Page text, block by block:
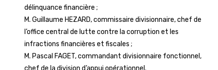
délinquance financière ;
M. Guillaume HEZARD, commissaire divisionnaire, chef de
l’office central de lutte contre la corruption et les
infractions financières et fiscales ;
M. Pascal FAGET, commandant divisionnaire fonctionnel,
chef de la division d’appui opérationnel.